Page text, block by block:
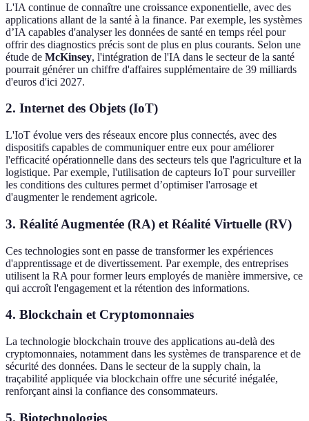
L'IA continue de connaître une croissance exponentielle, avec des
applications allant de la santé à la finance. Par exemple, les systèmes
d’IA capables d'analyser les données de santé en temps réel pour
offrir des diagnostics précis sont de plus en plus courants. Selon une
étude de McKinsey, l'intégration de l'IA dans le secteur de la santé
pourrait générer un chiffre d'affaires supplémentaire de 39 milliards
d'euros d'ici 2027.
2. Internet des Objets (IoT)
L'IoT évolue vers des réseaux encore plus connectés, avec des
dispositifs capables de communiquer entre eux pour améliorer
l'efficacité opérationnelle dans des secteurs tels que l'agriculture et la
logistique. Par exemple, l'utilisation de capteurs IoT pour surveiller
les conditions des cultures permet d’optimiser l'arrosage et
d'augmenter le rendement agricole.
3. Réalité Augmentée (RA) et Réalité Virtuelle (RV)
Ces technologies sont en passe de transformer les expériences
d'apprentissage et de divertissement. Par exemple, des entreprises
utilisent la RA pour former leurs employés de manière immersive, ce
qui accroît l'engagement et la rétention des informations.
4. Blockchain et Cryptomonnaies
La technologie blockchain trouve des applications au-delà des
cryptomonnaies, notamment dans les systèmes de transparence et de
sécurité des données. Dans le secteur de la supply chain, la
traçabilité appliquée via blockchain offre une sécurité inégalée,
renforçant ainsi la confiance des consommateurs.
5. Biotechnologies